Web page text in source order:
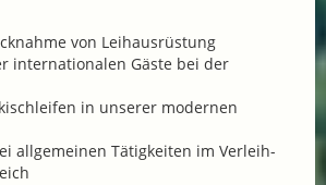
von Leihausrüstung
internationalen Gäste bei der
in unserer modernen
allgemeinen Tätigkeiten im Verleih-